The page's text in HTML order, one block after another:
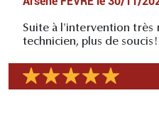
Suite à l'intervention très
technicien, plus de soucis!